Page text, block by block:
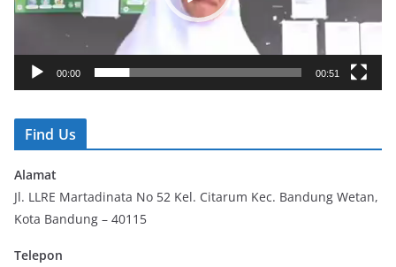
P
e
r
00:00 00:51
Find Us
Alamat
Jl. LLRE Martadinata No 52 Kel. Citarum Kec. Bandung Wetan,
Kota Bandung – 40115
Telepon